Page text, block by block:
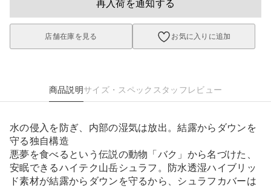
再入荷を通知する
店舗在庫を見る お気に入りに追加
商品説明サイズ・スペック スタッフレビュー
水の侵入を防ぎ、内部の湿気は放出。結露からダウンを
守る独自構造
悪夢を食べるという伝説の動物「バク」から名づけた、
安眠できるハイテク山岳シュラフ。防水透湿ハイブリッ
ド素材が結露からダウンを守るから、シュラフカバーは